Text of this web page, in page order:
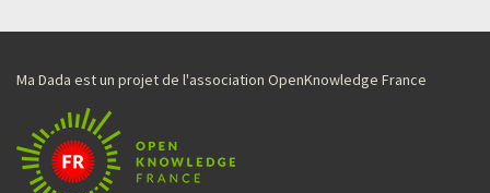
Ma Dada est un projet de l'association OpenKnowledge France